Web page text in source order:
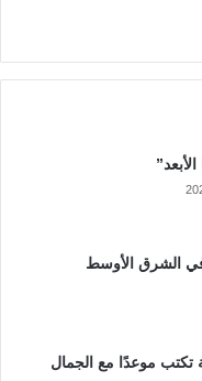
في الشرق الأوسط
تكتب موعدًا مع الجمال